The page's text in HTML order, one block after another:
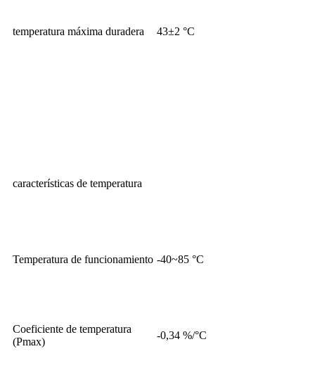
temperatura máxima duradera 43±2 °C
características de temperatura
Temperatura de funcionamiento -40~85 °C
Coeficiente de temperatura
(Pmax)
-0,34 %/°C